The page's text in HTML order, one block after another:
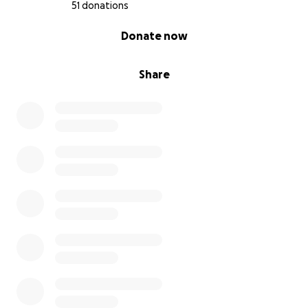
51 donations
Share
Donate now
Estamos criando essa campanha com o coração
focar totalmente em sua recuperação, sem carregar